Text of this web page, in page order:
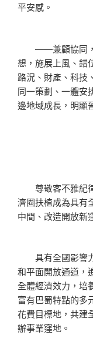
平安感。
——兼顧協同，
想，施展上風、錯
路況、財產、科技
同一策劃、一體安
邊地域成長，明顯
尊敬客不雅紀律
濟圈扶植成為具有
中間、改造開放新
具有全國影響力
和平面開放通道，
全體經濟效力，培
富有巴蜀特點的多
花費目標地，共建
辦事業窪地。